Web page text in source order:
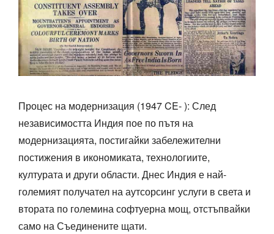
Процес на модернизация (1947 CE- ): След
независимостта Индия пое по пътя на
модернизацията, постигайки забележителни
постижения в икономиката, технологиите,
културата и други области. Днес Индия е най-
големият получател на аутсорсинг услуги в света и
втората по големина софтуерна мощ, отстъпвайки
само на Съединените щати.